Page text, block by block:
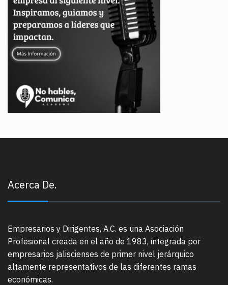
Acerca De.
Empresarios y Dirigentes, A.C. es una Asociación
Profesional creada en el año de 1983, integrada por
empresarios jaliscienses de primer nivel jerárquico
altamente representativos de las diferentes ramas
económicas.